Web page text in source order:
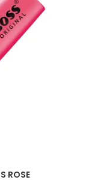
ROSE